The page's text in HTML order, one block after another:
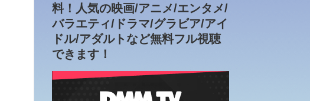
料！人気の映画/アニメ/エンタメ/
バラエティ/ドラマ/グラビア/アイ
ドル/アダルトなど無料フル視聴
できます！